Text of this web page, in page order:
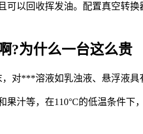
以回收挥发油。配置真空转
?为什么一台这么贵
对***溶液如乳浊液、悬浮液
汁等，在110°C的低温条件